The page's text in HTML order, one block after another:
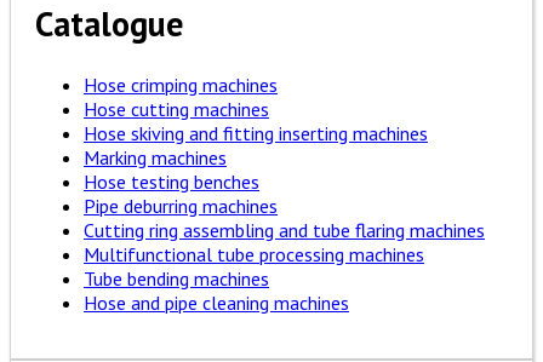
Catalogue
Hose crimping machines
Hose cutting machines
Hose skiving and fitting inserting machines
Marking machines
Hose testing benches
Pipe deburring machines
Cutting ring assembling and tube flaring machines
Multifunctional tube processing machines
Tube bending machines
Hose and pipe cleaning machines